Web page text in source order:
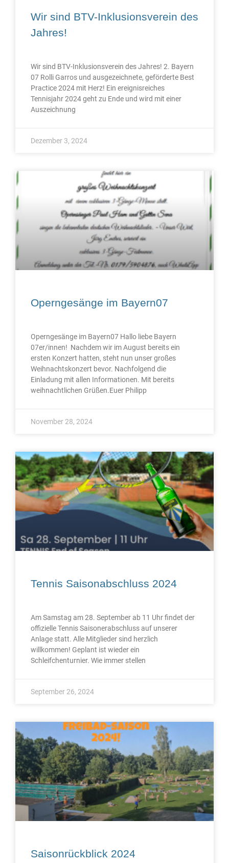
Wir sind BTV-Inklusionsverein des
Jahres!
Wir sind BTV-Inklusionsverein des Jahres! 2. Bayern
07 Rolli Garros und ausgezeichnete, geförderte Best
Practice 2024 mit Herz! Ein ereignisreiches
Tennisjahr 2024 geht zu Ende und wird mit einer
Auszeichnung
Dezember 3, 2024
Operngesänge im Bayern07
Operngesänge im Bayern07 Hallo liebe Bayern
07er/innen! Nachdem wir im August bereits ein
ersten Konzert hatten, steht nun unser großes
Weihnachtskonzert bevor. Nachfolgend die
Einladung mit allen Informationen. Mit bereits
weihnachtlichen Grüßen.Euer Philipp
November 28, 2024
Tennis Saisonabschluss 2024
Am Samstag am 28. September ab 11 Uhr findet der
offizielle Tennis Saisonerabschluss auf unserer
Anlage statt. Alle Mitglieder sind herzlich
willkommen! Geplant ist wieder ein
Schleifchenturnier. Wie immer stellen
September 26, 2024
Saisonrückblick 2024